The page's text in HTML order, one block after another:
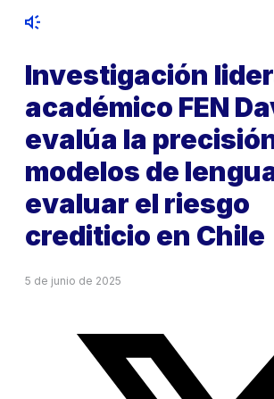
Investigación
académico FEN
evalúa la
modelos de
evaluar el riesgo
crediticio en Chile
5 de junio de 2025